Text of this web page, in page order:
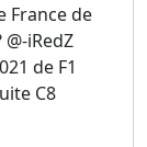
France de
iRedZ
de F1
C8